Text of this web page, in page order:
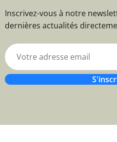
Inscrivez-vous à notre
dernières actualités